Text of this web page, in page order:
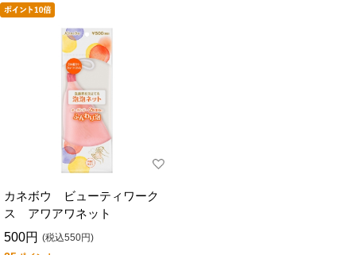
カネボウ ビューティワーク
ス アワアワネット
500円 (税込550円)